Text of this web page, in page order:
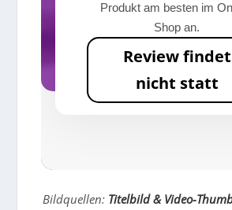
Produkt am besten im
Shop an.
Review findet
nicht statt
Bildquellen: Titelbild & Video-